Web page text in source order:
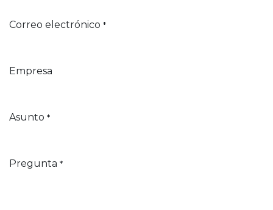
Correo electrónico *
Empresa
Asunto *
Pregunta *